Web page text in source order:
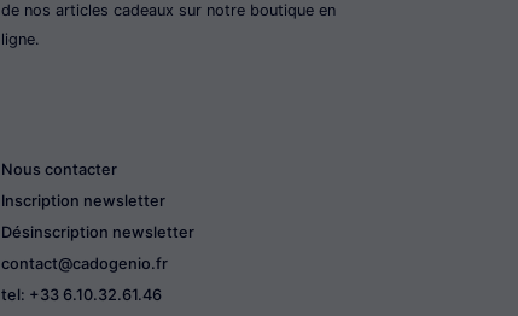
de nos articles cadeaux sur notre boutique en
ligne.
Nous contacter
Inscription newsletter
Désinscription newsletter
contact@cadogenio.fr
tel: +33 6.10.32.61.46